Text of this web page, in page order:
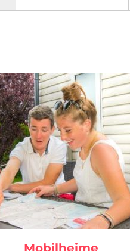
Mobilheime